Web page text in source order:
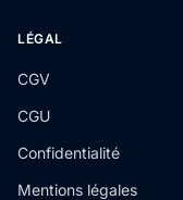
LÉGAL
CGV
CGU
Confidentialité
Mentions légales